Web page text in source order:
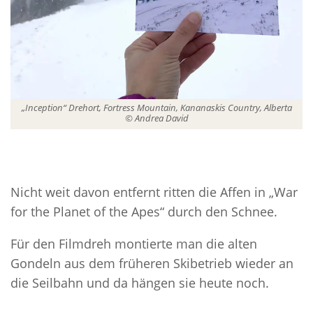
„Inception“ Drehort, Fortress Mountain, Kananaskis Country, Alberta
© Andrea David
Nicht weit davon entfernt ritten die Affen in „War
for the Planet of the Apes“ durch den Schnee.
Für den Filmdreh montierte man die alten
Gondeln aus dem früheren Skibetrieb wieder an
die Seilbahn und da hängen sie heute noch.